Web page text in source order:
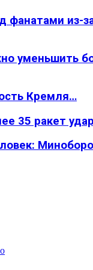
фанатами из-
уменьшить
Кремля…
35 ракет